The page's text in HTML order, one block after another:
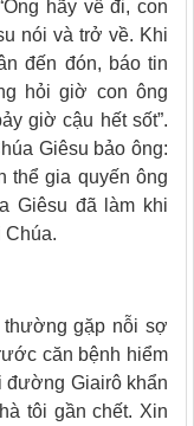
hãy về đi, con
nói và trở về. Khi
đến đón, báo tin
hỏi giờ con ông
giờ cậu hết sốt”.
Giêsu bảo ông:
thể gia quyến ông
Giêsu đã làm khi
thường gặp nỗi sợ
căn bệnh hiểm
đường Giairô khẩn
tôi gần chết. Xin